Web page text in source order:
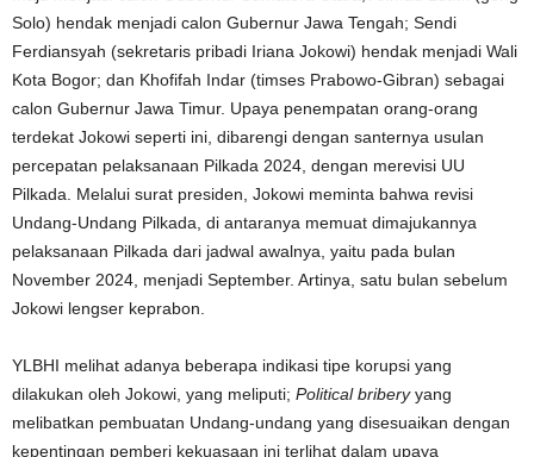
Solo) hendak menjadi calon Gubernur Jawa Tengah; Sendi
Ferdiansyah (sekretaris pribadi Iriana Jokowi) hendak menjadi Wali
Kota Bogor; dan Khofifah Indar (timses Prabowo-Gibran) sebagai
calon Gubernur Jawa Timur. Upaya penempatan orang-orang
terdekat Jokowi seperti ini, dibarengi dengan santernya usulan
percepatan pelaksanaan Pilkada 2024, dengan merevisi UU
Pilkada. Melalui surat presiden, Jokowi meminta bahwa revisi
Undang-Undang Pilkada, di antaranya memuat dimajukannya
pelaksanaan Pilkada dari jadwal awalnya, yaitu pada bulan
November 2024, menjadi September. Artinya, satu bulan sebelum
Jokowi lengser keprabon.
YLBHI melihat adanya beberapa indikasi tipe korupsi yang
dilakukan oleh Jokowi, yang meliputi; Political briberyyang
melibatkan pembuatan Undang-undang yang disesuaikan dengan
kepentingan pemberi kekuasaan ini terlihat dalam upaya